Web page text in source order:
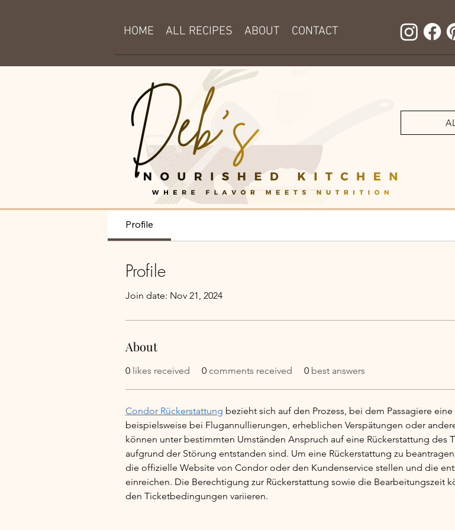
HOME ALL RECIPES ABOUT CONTACT
Profile
Profile
Join date: Nov 21, 2024
About
0 likes received 0 comments received 0 best answers
Condor Rückerstattung bezieht sich auf den Prozess, bei dem Passagiere
beispielsweise bei Flugannullierungen, erheblichen Verspätungen oder
können unter bestimmten Umständen Anspruch auf eine Rückerstattung des
aufgrund der Störung entstanden sind. Um eine Rückerstattung zu
die offizielle Website von Condor oder den Kundenservice stellen und die
einreichen. Die Berechtigung zur Rückerstattung sowie die Bearbeitungszeit
den Ticketbedingungen variieren.